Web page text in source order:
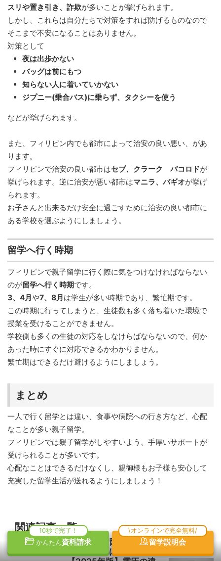
スリや置き引き、詐欺が多いことが挙げられます。
しかし、これらは自分たちで対策をすれば防げるものなので
そこまで不安になることはありません。
対策として
夜は出歩かない
バッグは前にもつ
知らない人に着いていかない
ジプニー(乗合バス)に乗らず、タクシーを使う
などが挙げられます。
また、フィリピン内でも都市によって治安の良い悪い、があ
ります。
フィリピンで治安の良い都市はセブ、クラーク バコロドが
挙げられます。逆に治安が悪い都市はマニラ、バギオが挙げ
られます。
お子さんと出来るだけ安全に過ごすために治安の良い都市に
ある学校を選ぶようにしましょう。
留学へ行く時期
フィリピンで親子留学に行く際に気をつけなければならない
のが留学へ行く時期です。
3、4月 や7、8月 は学生が多い時期であり、繁忙期です。
この時期に行ってしまうと、生徒数も多く落ち着いた環境で
授業を受けることができません。
学校側も多くの生徒の対応をしなけらばならないので、何か
あった時にすぐに対応できるかわかりません。
繁忙期はできるだけ避けるようにしましょう。
まとめ
一人で行く留学とは違い、食事や病院への行き方など、心配
なことが多い親子留学。
フィリピンでは親子留学がしやすいよう、手厚いサポートが
受けられることが多いです。
心配なことはできるだけなくし、親御様もお子様も安心して
充実した留学生活が送れるようにしましょう！
関連記事一覧
フィリピン留学に日本の
ドライヤーは使える？
かんたん資料請求
10秒で完了！
留学説明会
\オンラインで完全無料/